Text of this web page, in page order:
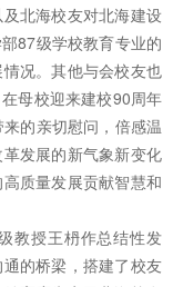
北海校友对北海建设
87级学校教育专业的
况。其他与会校友也
母校迎来建校90周年
的亲切慰问，倍感温
发展的新气象新变化
质量发展贡献智慧和
教授王枬作总结性发
的桥梁，搭建了校友